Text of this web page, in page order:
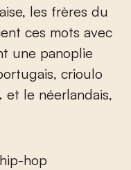
les frères du
ces mots avec
une panoplie
crioulo
et le néerlandais,
hop